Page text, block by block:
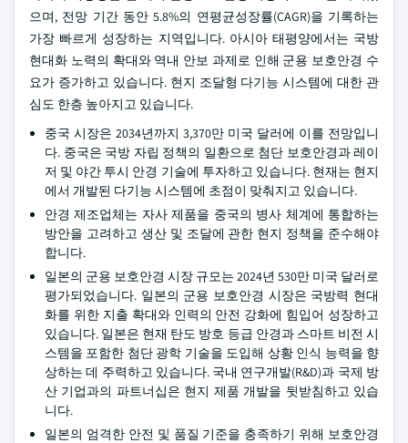
으며, 전망 기간 동안 5.8%의 연평균성장률(CAGR)을 기록하는
가장 빠르게 성장하는 지역입니다. 아시아 태평양에서는 국방
현대화 노력의 확대와 역내 안보 과제로 인해 군용 보호안경 수
요가 증가하고 있습니다. 현지 조달형 다기능 시스템에 대한 관
심도 한층 높아지고 있습니다.
중국 시장은 2034년까지 3,370만 미국 달러에 이를 전망입니
다. 중국은 국방 자립 정책의 일환으로 첨단 보호안경과 레이
저 및 야간 투시 안경 기술에 투자하고 있습니다. 현재는 현지
에서 개발된 다기능 시스템에 초점이 맞춰지고 있습니다.
안경 제조업체는 자사 제품을 중국의 병사 체계에 통합하는
방안을 고려하고 생산 및 조달에 관한 현지 정책을 준수해야
합니다.
일본의 군용 보호안경 시장 규모는 2024년 530만 미국 달러로
평가되었습니다. 일본의 군용 보호안경 시장은 국방력 현대
화를 위한 지출 확대와 인력의 안전 강화에 힘입어 성장하고
있습니다. 일본은 현재 탄도 방호 등급 안경과 스마트 비전 시
스템을 포함한 첨단 광학 기술을 도입해 상황 인식 능력을 향
상하는 데 주력하고 있습니다. 국내 연구개발(R&D)과 국제 방
산 기업과의 파트너십은 현지 제품 개발을 뒷받침하고 있습
니다.
일본의 엄격한 안전 및 품질 기준을 충족하기 위해 보호안경